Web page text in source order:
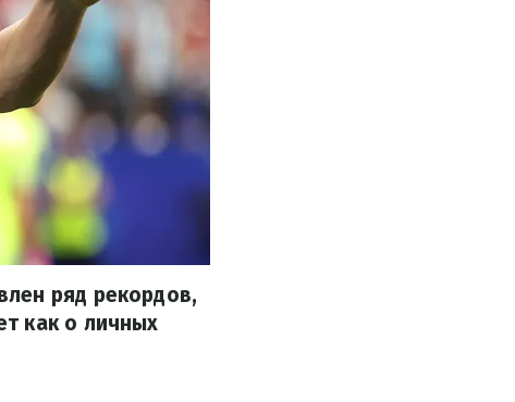
ряд рекордов,
как о личных